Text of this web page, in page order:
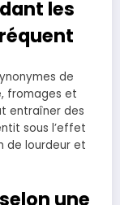
les
de
fromages et
entraîner des
sous l’effet
de lourdeur et
une